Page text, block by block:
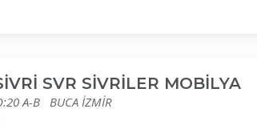
SVR SİVRİLER MOBİLYA
A-B BUCA İZMİR